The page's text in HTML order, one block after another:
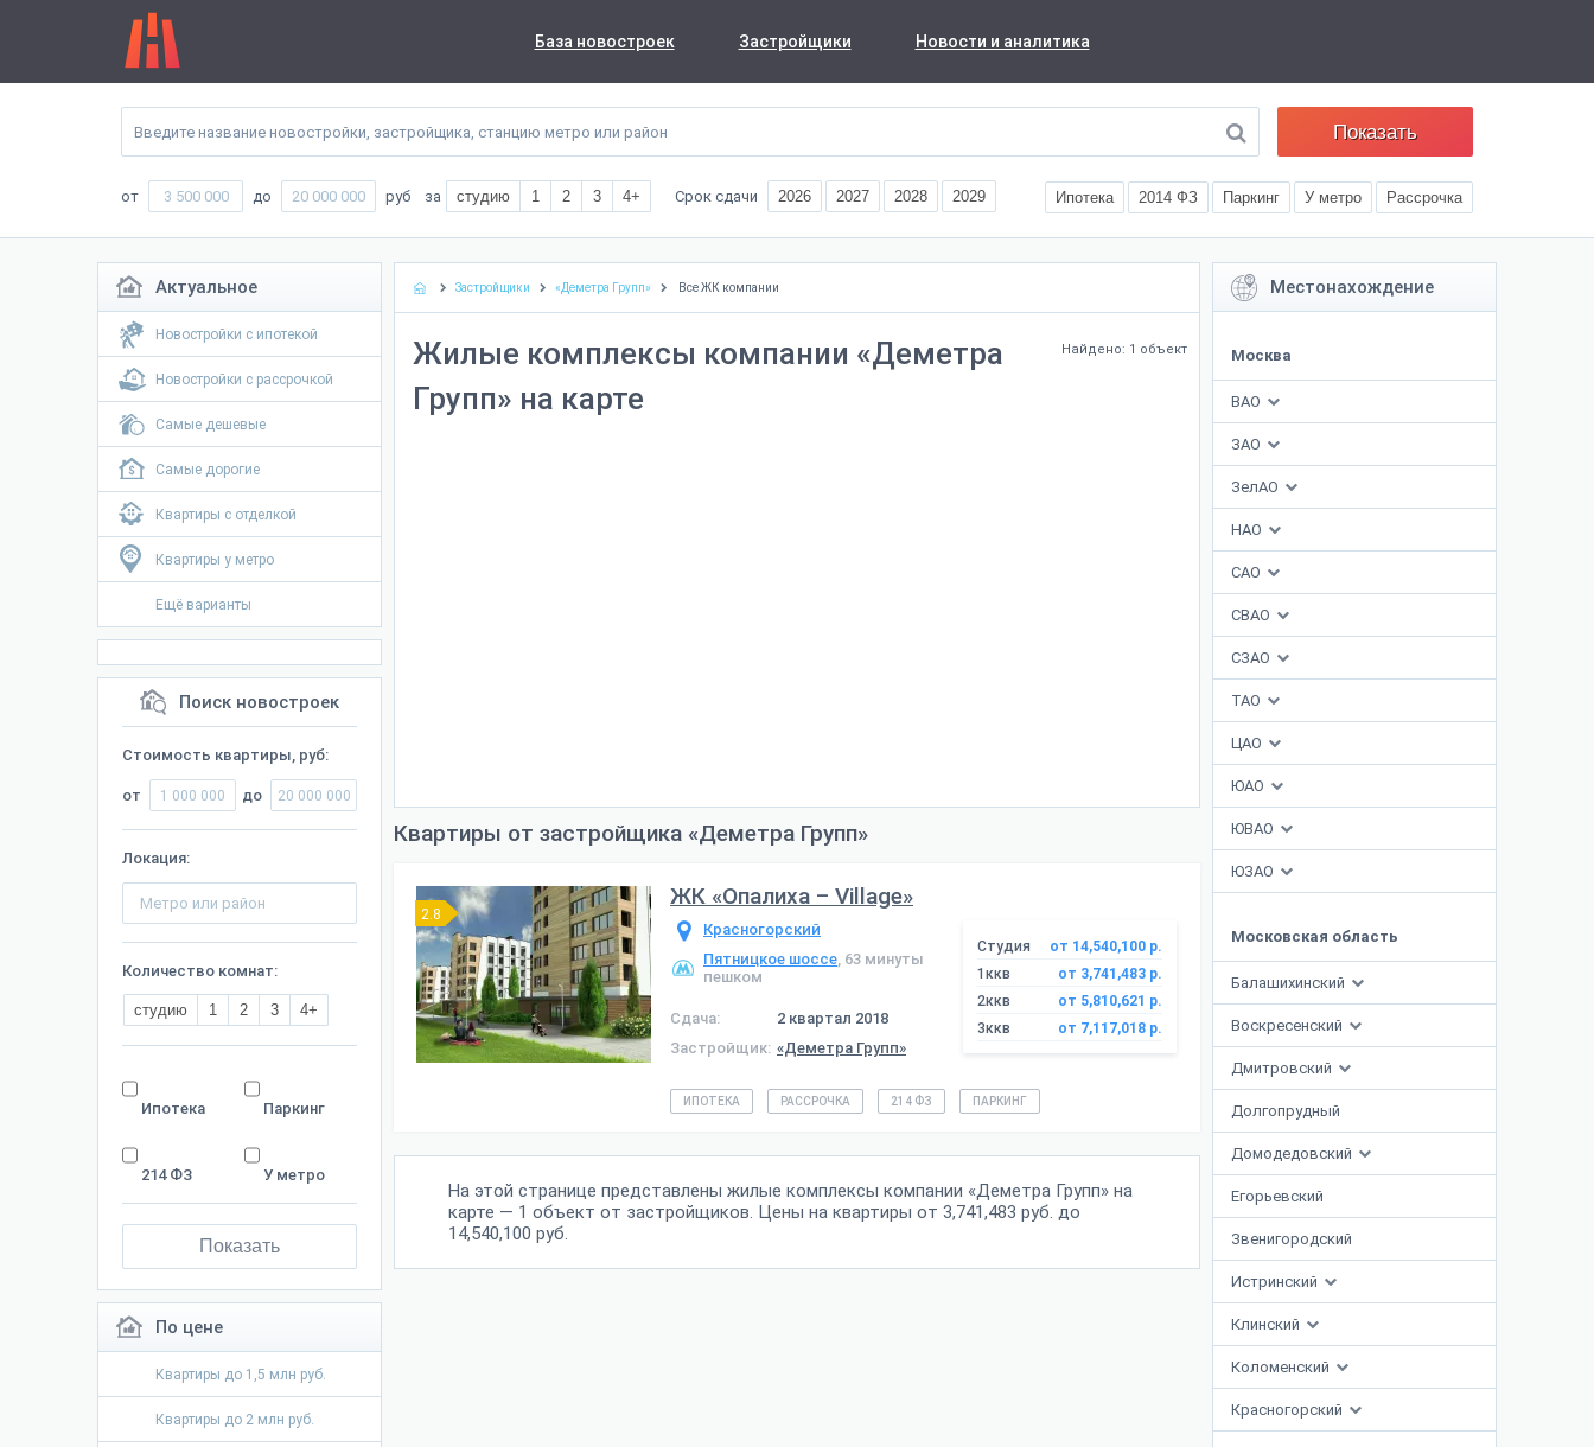
База новостроек Застройщики Новости и аналитика
Показать
от до руб за студию 1 2 3 4+ Срок сдачи 2026 2027 2028 2029 Ипотека 2014 ФЗ Паркинг У метро Рассрочка
Актуальное
Новостройки с ипотекой
Новостройки с рассрочкой
Самые дешевые
Самые дорогие
Квартиры с отделкой
Квартиры у метро
Ещё варианты
Поиск новостроек
Стоимость квартиры, руб:
от до
Локация:
Количество комнат:
студию 1 2 3 4+
Ипотека Паркинг
214 ФЗ У метро
Показать
По цене
Квартиры до 1,5 млн руб.
Квартиры до 2 млн руб.
Местонахождение
Москва
ВАО
ЗАО
ЗелАО
НАО
САО
СВАО
СЗАО
ТАО
ЦАО
ЮАО
ЮВАО
ЮЗАО
Московская область
Балашихинский
Воскресенский
Дмитровский
Долгопрудный
Домодедовский
Егорьевский
Звенигородский
Истринский
Клинский
Коломенский
Красногорский
Застройщики «Деметра Групп» Все ЖК компании
Найдено: 1 объект
Жилые комплексы компании «Деметра
Групп» на карте
Квартиры от застройщика «Деметра Групп»
2.8
ЖК «Опалиха – Village»
Красногорский
Пятницкое шоссе, 63 минуты
пешком
Сдача:
2 квартал 2018
Застройщик: «Деметра Групп»
Студия
от 14,540,100 р.
1ккв
от 3,741,483 р.
2ккв
от 5,810,621 р.
3ккв
от 7,117,018 р.
ИПОТЕКА РАССРОЧКА 214 ФЗ ПАРКИНГ
На этой странице представлены жилые комплексы компании «Деметра Групп» на
карте — 1 объект от застройщиков. Цены на квартиры от 3,741,483 руб. до
14,540,100 руб.